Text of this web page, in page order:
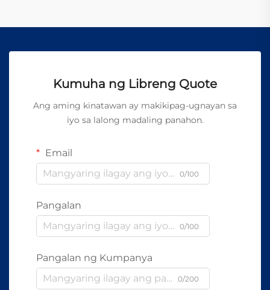
Kumuha ng Libreng Quote
Ang aming kinatawan ay makikipag-ugnayan sa
iyo sa lalong madaling panahon.
Email
0/100
Pangalan
0/100
Pangalan ng Kumpanya
0/200